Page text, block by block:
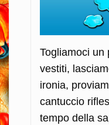
Togliamoci un
vestiti,
ironia,
cantuccio
tempo della